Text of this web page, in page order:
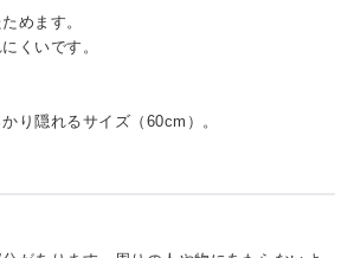
めます。
くいです。
り隠れるサイズ（60cm）。